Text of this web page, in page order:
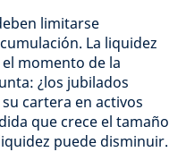
limitarse
La liquidez
momento de la
¿los jubilados
cartera en activos
que crece el tamaño
puede disminuir.